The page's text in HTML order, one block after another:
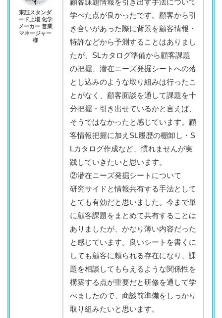
東証スタンダ
ード上場 化学
メーカー 営業
マネージャー
様
顧客課題情報を引き出す手法について
学べた点が良かったです。顧客から引
き合いがあった際に背景を顧客情報・
特許などから予測することはありまし
たが、SLカタログ準備から顧客課題
の把握、潜在ニーズ発掘シートへの落
とし込みのような取り組みは行ったこ
とがなく、顧客面談を通して課題を十
分把握・引き出せているかと言えば、
そうではなかったと感じています。顧
客情報把握に加えSL履歴の棚卸し・S
Lカタログ作成など、慣れませんが実
践していきたいと思います。
②潜在ニーズ発掘シートについて
研究サイドと情報共有する手法として
とても有効だと思いました。今まで単
に顧客課題をまとめて共有することは
ありましたが、かなり薄い内容だった
と感じています。良いシートを書くに
しても顧客に頼られる存在になり、課
題を相談してもらえるような関係性を
構築する点が重要だと研修を通して学
べましたので、商談前準備をしっかり
取り組みたいと思います。